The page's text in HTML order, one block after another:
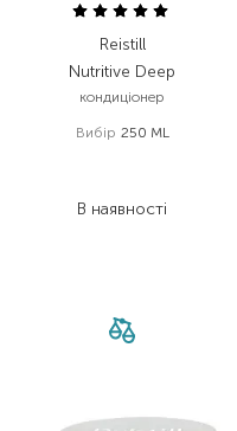
Reistill
Nutritive Deep
кондиціонер
Вибір 250 ML
В наявності